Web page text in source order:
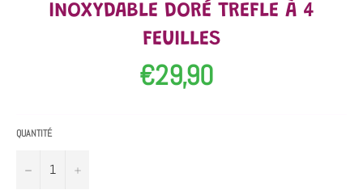
INOXYDABLE DORÉ TREFLE À 4
FEUILLES
Prix
régulier
€29,90
QUANTITÉ
− +